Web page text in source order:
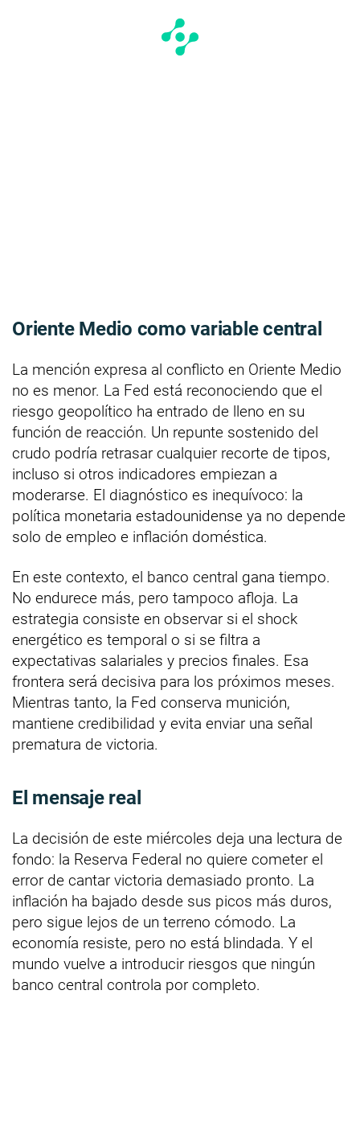
Oriente Medio como variable central
La mención expresa al conflicto en Oriente Medio
no es menor. La Fed está reconociendo que el
riesgo geopolítico ha entrado de lleno en su
función de reacción. Un repunte sostenido del
crudo podría retrasar cualquier recorte de tipos,
incluso si otros indicadores empiezan a
moderarse. El diagnóstico es inequívoco: la
política monetaria estadounidense ya no depende
solo de empleo e inflación doméstica.
En este contexto, el banco central gana tiempo.
No endurece más, pero tampoco afloja. La
estrategia consiste en observar si el shock
energético es temporal o si se filtra a
expectativas salariales y precios finales. Esa
frontera será decisiva para los próximos meses.
Mientras tanto, la Fed conserva munición,
mantiene credibilidad y evita enviar una señal
prematura de victoria.
El mensaje real
La decisión de este miércoles deja una lectura de
fondo: la Reserva Federal no quiere cometer el
error de cantar victoria demasiado pronto. La
inflación ha bajado desde sus picos más duros,
pero sigue lejos de un terreno cómodo. La
economía resiste, pero no está blindada. Y el
mundo vuelve a introducir riesgos que ningún
banco central controla por completo.